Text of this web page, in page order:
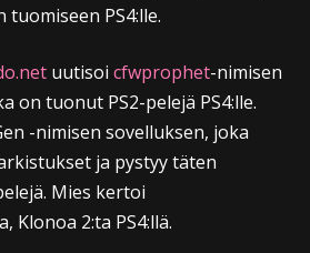
PS4:lle.
uutisoi cfwprophet-nimisen
on tuonut PS2-pelejä PS4:lle.
-nimisen sovelluksen, joka
ja pystyy täten
Mies kertoi
Klonoa 2:ta PS4:llä.